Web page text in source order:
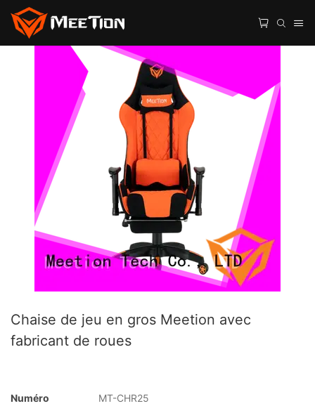
Chaise de jeu en gros Meetion avec
fabricant de roues
Numéro
MT-CHR25